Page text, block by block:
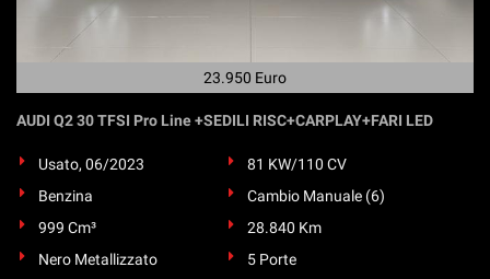
23.950 Euro
AUDI Q2 30 TFSI Pro Line +SEDILI RISC+CARPLAY+FARI LED
Usato, 06/2023
81 KW/110 CV
Benzina
Cambio Manuale (6)
999 Cm³
28.840 Km
Nero Metallizzato
5 Porte